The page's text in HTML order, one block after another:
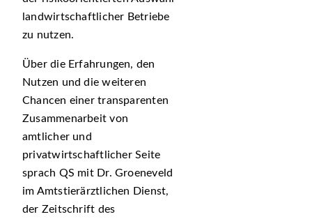
landwirtschaftlicher Betriebe
zu nutzen.
Über die Erfahrungen, den
Nutzen und die weiteren
Chancen einer transparenten
Zusammenarbeit von
amtlicher und
privatwirtschaftlicher Seite
sprach QS mit Dr. Groeneveld
im Amtstierärztlichen Dienst,
der Zeitschrift des